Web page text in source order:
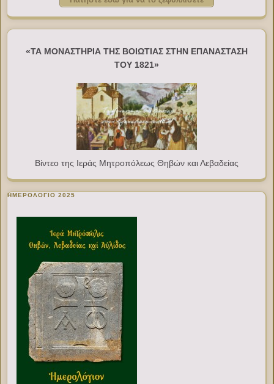
«ΤΑ ΜΟΝΑΣΤΗΡΙΑ ΤΗΣ ΒΟΙΩΤΙΑΣ ΣΤΗΝ ΕΠΑΝΑΣΤΑΣΗ
ΤΟΥ 1821»
Βίντεο της Ιεράς Μητροπόλεως Θηβών και Λεβαδείας
ΗΜΕΡΟΛΟΓΙΟ 2025